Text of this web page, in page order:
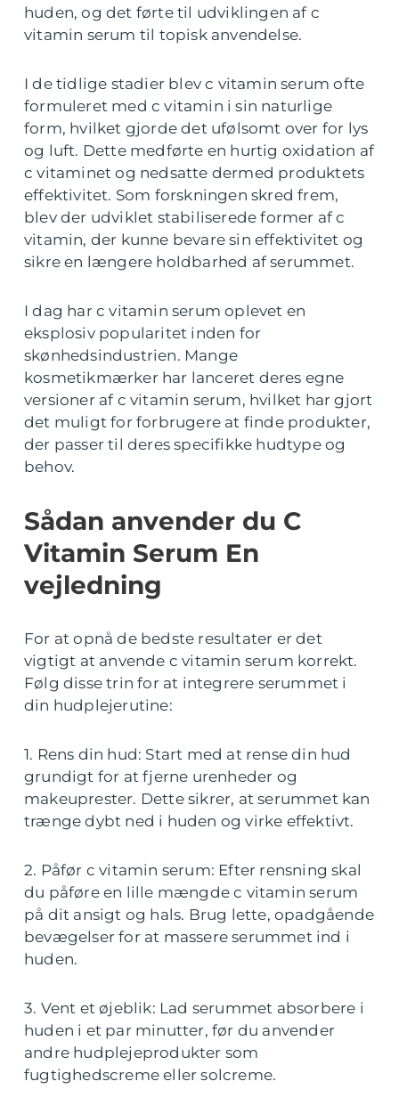
huden, og det førte til udviklingen af c
vitamin serum til topisk anvendelse.
I de tidlige stadier blev c vitamin serum ofte
formuleret med c vitamin i sin naturlige
form, hvilket gjorde det ufølsomt over for lys
og luft. Dette medførte en hurtig oxidation af
c vitaminet og nedsatte dermed produktets
effektivitet. Som forskningen skred frem,
blev der udviklet stabiliserede former af c
vitamin, der kunne bevare sin effektivitet og
sikre en længere holdbarhed af serummet.
I dag har c vitamin serum oplevet en
eksplosiv popularitet inden for
skønhedsindustrien. Mange
kosmetikmærker har lanceret deres egne
versioner af c vitamin serum, hvilket har gjort
det muligt for forbrugere at finde produkter,
der passer til deres specifikke hudtype og
behov.
Sådan anvender du C
Vitamin Serum En
vejledning
For at opnå de bedste resultater er det
vigtigt at anvende c vitamin serum korrekt.
Følg disse trin for at integrere serummet i
din hudplejerutine:
1. Rens din hud: Start med at rense din hud
grundigt for at fjerne urenheder og
makeuprester. Dette sikrer, at serummet kan
trænge dybt ned i huden og virke effektivt.
2. Påfør c vitamin serum: Efter rensning skal
du påføre en lille mængde c vitamin serum
på dit ansigt og hals. Brug lette, opadgående
bevægelser for at massere serummet ind i
huden.
3. Vent et øjeblik: Lad serummet absorbere i
huden i et par minutter, før du anvender
andre hudplejeprodukter som
fugtighedscreme eller solcreme.